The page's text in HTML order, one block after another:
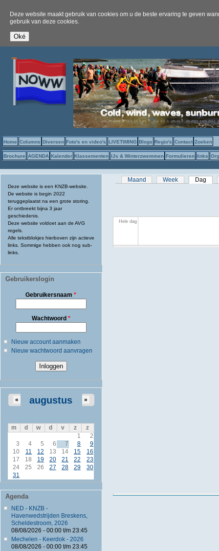
Deze website maakt gebruik van cookies om u de beste ervaring te geven
gebruik van deze cookies.
Home Columns Diversen Foto's en video's LIVETIMING Blogs Regio's Contact Zoeken
Brochure AGENDA Kalender Klassementen IJs & Winterzwemmen Formulieren links
Deze website is een KNZB-website.
De website is begin 2022
teruggeplaatst na een grote storing.
Er ontbreekt bijna 3 jaar
geschiedenis.
Deze website voldoet aan de AVG
regels.
Alle tekstblokjes hierboven zijn actieve
links. Sommige hebben ook nog sub-
links.
Gebruikerslogin
Gebruikersnaam*
Wachtwoord *
Nieuw account aanmaken
Nieuw wachtwoord aanvragen
augustus
« »
m d w d v z
z
1
2
3
4 5 6 7 8
9
10
11 12 13 14 15
16
17
18 19 20 21 22
23
24
25 26 27 28 29
30
31
Agenda
NED - KNZB -
Havenwedstrijden Breskens,
Scheldestroom, 2026
08/08/2026 - 00:00t/m 23:45
Mechelen - Keerdok - 2026
08/08/2026 - 00:00t/m 23:45
Primaire tabs
Maand Week Dag
Hele dag